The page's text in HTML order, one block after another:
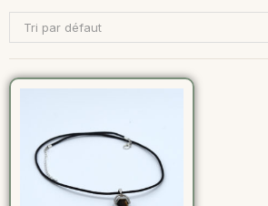
Tri par défaut